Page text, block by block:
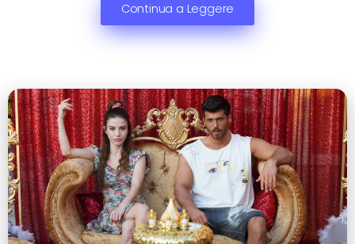
Continua a Leggere